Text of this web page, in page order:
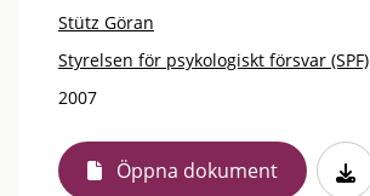
Stütz Göran
Styrelsen för psykologiskt försvar (SPF)
2007
Öppna dokument